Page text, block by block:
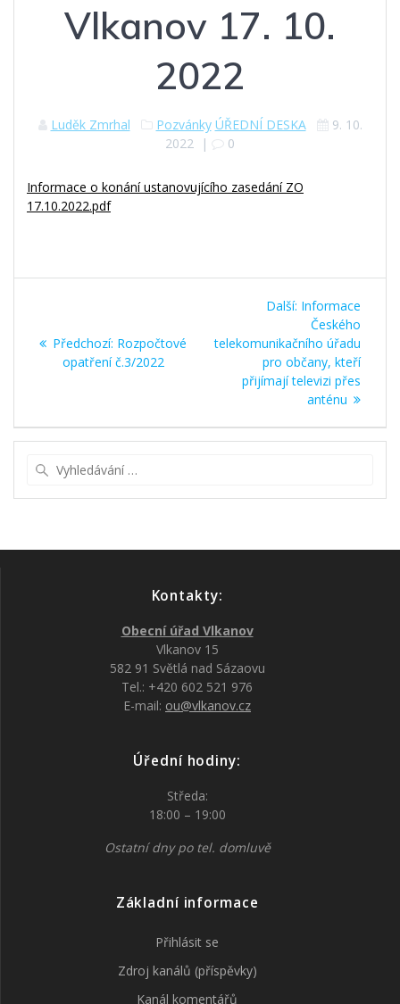
Vlkanov 17. 10.
2022
Luděk Zmrhal Pozvánky ÚŘEDNÍ DESKA
9. 10.
2022 | 0
Informace o konání ustanovujícího zasedání ZO
17.10.2022.pdf
pro
příspěvek
Předchozí: Předchozí
příspěvek:
Rozpočtové
opatření č.3/2022
Další: Další
příspěvek:
Informace
Českého
telekomunikačního úřadu
pro občany, kteří
přijímají televizi přes
anténu
Kontakty:
Obecní úřad Vlkanov
Vlkanov 15
582 91 Světlá nad Sázaovu
Tel.: +420 602 521 976
E-mail: ou@vlkanov.cz
Úřední hodiny:
Středa:
18:00 – 19:00
Ostatní dny po tel. domluvě
Základní informace
Přihlásit se
Zdroj kanálů (příspěvky)
Kanál komentářů